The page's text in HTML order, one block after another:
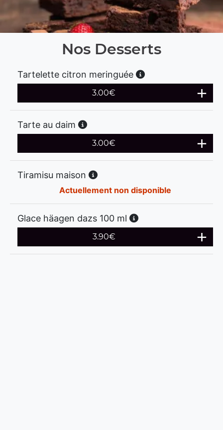
Nos Desserts
Tartelette citron meringuée
3.00€
Tarte au daim
3.00€
Tiramisu maison
Actuellement non disponible
Glace häagen dazs 100 ml
3.90€